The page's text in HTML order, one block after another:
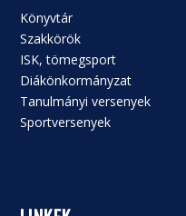
Könyvtár
Szakkörök
ISK, tömegsport
Diákönkormányzat
Tanulmányi versenyek
Sportversenyek